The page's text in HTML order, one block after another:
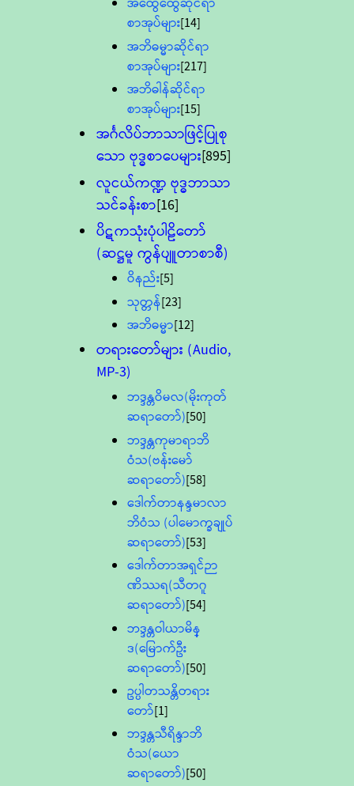
စာအုပ်များ[14]
အဘိဓမ္မာဆိုင်ရာ
စာအုပ်များ[217]
အဘိဓါန်ဆိုင်ရာ
စာအုပ်များ[15]
အင်္ဂလိပ်ဘာသာဖြင့်ပြုစု
သော ဗုဒ္ဓစာပေများ[895]
လူငယ်ကဏ္ဍ ဗုဒ္ဓဘာသာ
သင်ခန်းစာ[16]
ပိဋကသုံးပုံပါဠိတော်
(ဆဋ္ဌမူ ကွန်ပျူတာစာစီ)
ဝိနည်း[5]
သုတ္တန်[23]
အဘိဓမ္မာ[12]
တရားတော်များ (Audio,
MP-3)
ဘဒ္ဒန္တဝိမလ(မိုးကုတ်
ဆရာတော်)[50]
ဘဒ္ဒန္တကုမာရာဘိ
ဝံသ(ဗန်းမော်
ဆရာတော်)[58]
ဒေါက်တာနန္ဒမာလာ
ဘိဝံသ (ပါမောက္ခချုပ်
ဆရာတော်)[53]
ဒေါက်တာအရှင်ဉာ
ဏိဿရ(သီတဂူ
ဆရာတော်)[54]
ဘဒ္ဒန္တဝါယာမိန္
ဒ(မြောက်ဦး
ဆရာတော်)[50]
ဥပ္ပါတသန္တိတရား
တော်[1]
ဘဒ္ဒန္တသီရိန္ဒာဘိ
ဝံသ(ယော
ဆရာတော်)[50]